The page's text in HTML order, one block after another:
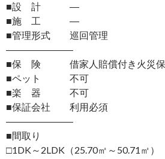
■設 計 ―
■施 工 ―
■管理形式 巡回管理
―――――――
■保 険 借家人賠償付き火災保
■ペット 不可
■楽 器 不可
■保証会社 利用必須
―――――――
■間取り
□1DK～2LDK（25.70㎡～50.71㎡）